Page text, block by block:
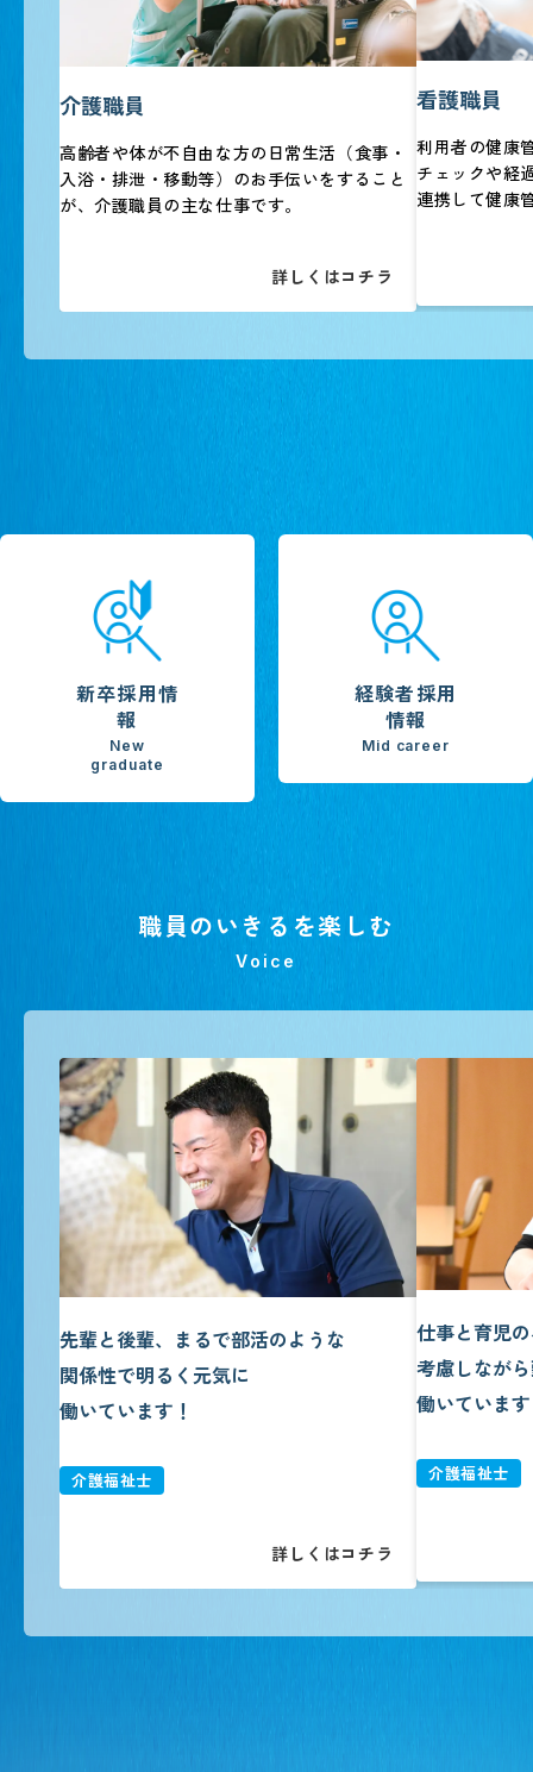
介護職員
高齢者や体が不自由な方の日常生活（食事・
入浴・排泄・移動等）のお手伝いをすること
が、介護職員の主な仕事です。
詳しくはコチラ
看護職員
利用者の健康
チェックや経
連携して健康
新卒採用情
報
New
graduate
経験者採用
情報
Mid career
職員のいきるを楽しむ
Voice
先輩と後輩、まるで部活のような
関係性で明るく元気に
働いています！
介護福祉士
詳しくはコチラ
仕事と育児
考慮しなが
働いていま
介護福祉士